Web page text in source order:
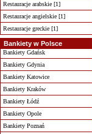
Restauracje arabskie [1]
Restauracje angielskie [1]
Restauracje greckie [1]
Bankiety w Polsce
Bankiety Gdańsk
Bankiety Gdynia
Bankiety Katowice
Bankiety Kraków
Bankiety Łódź
Bankiety Opole
Bankiety Poznań